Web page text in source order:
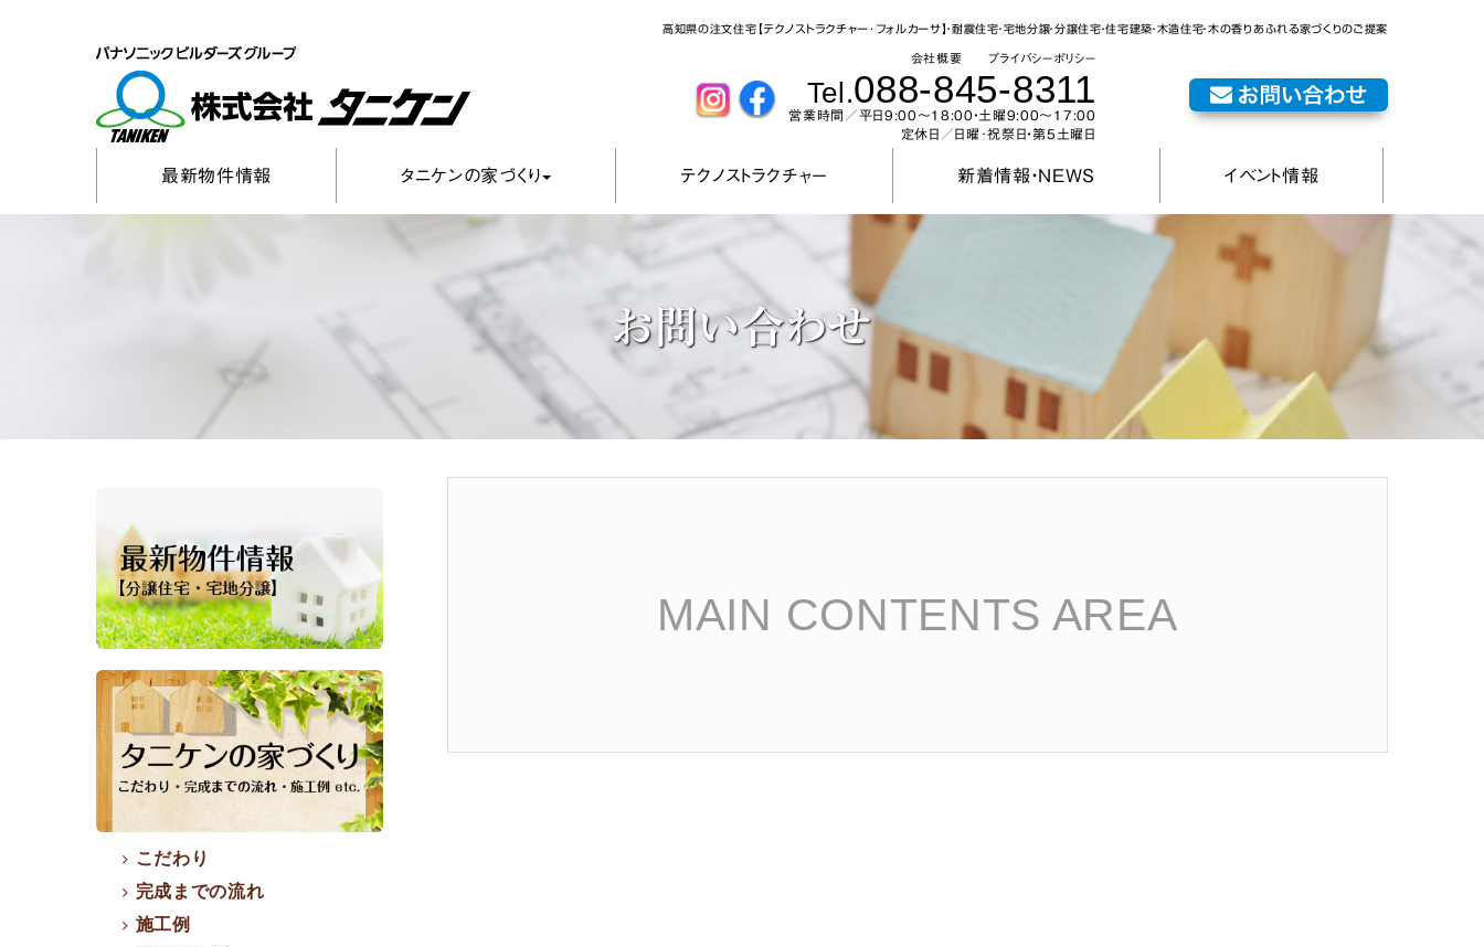
高知県の注文住宅【テクノストラクチャー･フォルカーサ】・耐震住宅・宅地分譲・分譲住宅・住宅建築・木造住宅・木の香りあふれる家づくりのご提案
会社概要 プライバシーポリシー
Tel.088-845-8311
営業時間／平日9:00～18:00・土曜9:00〜17:00
定休日／日曜･祝祭日・第5土曜日
最新物件情報 タニケンの家づくり テクノストラクチャー 新着情報・NEWS イベント情報
お問い合わせ
MAIN CONTENTS AREA
こだわり
完成までの流れ
施工例